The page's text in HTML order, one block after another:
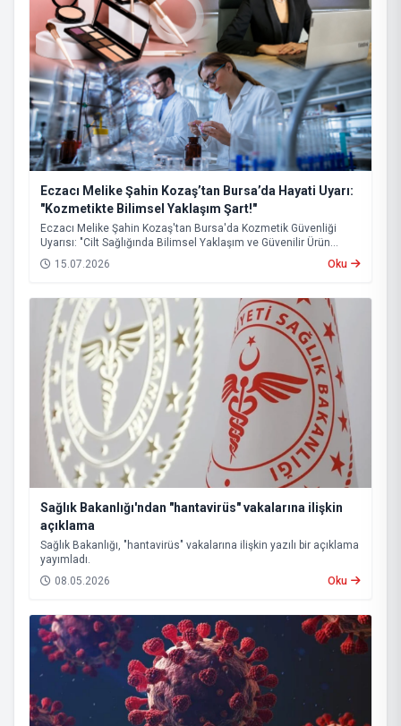
Eczacı Melike Şahin Kozaş’tan Bursa’da Hayati Uyarı:
"Kozmetikte Bilimsel Yaklaşım Şart!"
Eczacı Melike Şahin Kozaş'tan Bursa'da Kozmetik Güvenliği
Uyarısı: "Cilt Sağlığında Bilimsel Yaklaşım ve Güvenilir Ürün
Kullanımı Hayati Önem Taşıyor"
15.07.2026 Oku
Sağlık Bakanlığı'ndan "hantavirüs" vakalarına ilişkin
açıklama
Sağlık Bakanlığı, "hantavirüs" vakalarına ilişkin yazılı bir açıklama
yayımladı.
08.05.2026
Oku